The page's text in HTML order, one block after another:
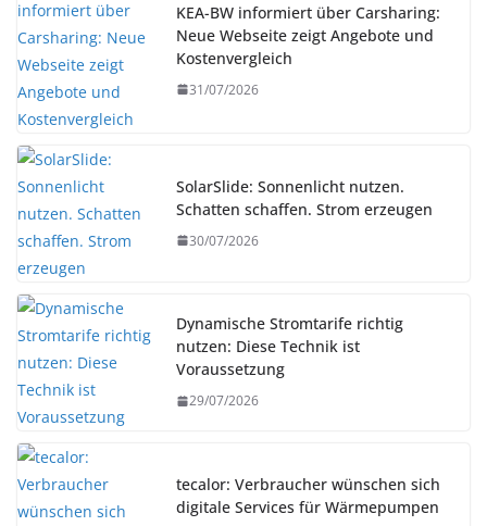
KEA-BW informiert über Carsharing:
Neue Webseite zeigt Angebote und
Kostenvergleich
31/07/2026
SolarSlide: Sonnenlicht nutzen.
Schatten schaffen. Strom erzeugen
30/07/2026
Dynamische Stromtarife richtig
nutzen: Diese Technik ist
Voraussetzung
29/07/2026
tecalor: Verbraucher wünschen sich
digitale Services für Wärmepumpen